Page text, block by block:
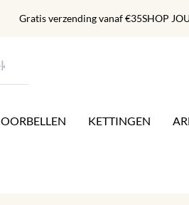
Gratis verzending vanaf €35SHOP
OORBELLEN KETTINGEN